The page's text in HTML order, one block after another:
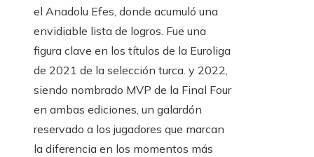
el Anadolu Efes, donde acumuló una
envidiable lista de logros. Fue una
figura clave en los títulos de la Euroliga
de 2021 de la selección turca. y 2022,
siendo nombrado MVP de la Final Four
en ambas ediciones, un galardón
reservado a los jugadores que marcan
la diferencia en los momentos más